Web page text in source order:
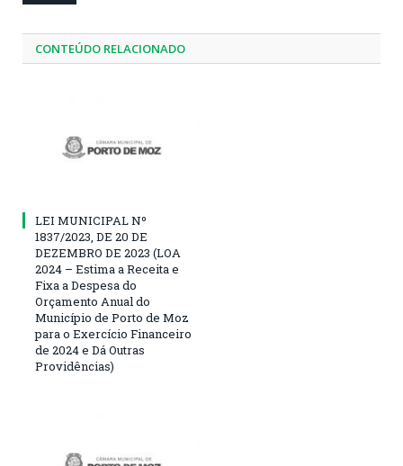
CONTEÚDO RELACIONADO
LEI MUNICIPAL Nº
1837/2023, DE 20 DE
DEZEMBRO DE 2023 (LOA
2024 – Estima a Receita e
Fixa a Despesa do
Orçamento Anual do
Município de Porto de Moz
para o Exercício Financeiro
de 2024 e Dá Outras
Providências)